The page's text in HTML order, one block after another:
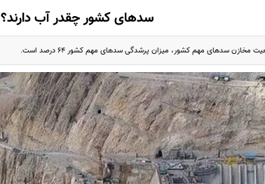
سدهای کشور چقدر آب دارند؟
مخازن سدهای مهم کشور، میزان پرشدگی سدهای مهم کشور ۶۴ درصد است.